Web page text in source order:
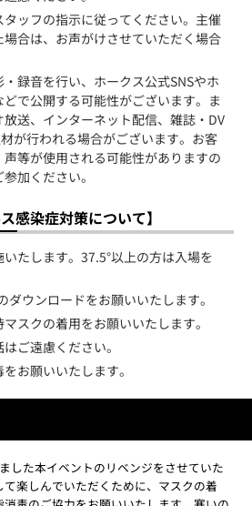
ッフの指示に従ってください。主催
合は、お声がけさせていただく場合
録音を行い、ホークス公式SNSやホ
で公開する可能性がございます。ま
送、インターネット配信、雑誌・DV
が行われる場合がございます。お客
等が使用される可能性がありますの
加ください。
感染症対策について】
たします。37.5°以上の方は入場を
ダウンロードをお願いいたします。
スクの着用をお願いいたします。
ご遠慮ください。
お願いいたします。
した本イベントのリベンジをさせていた
楽しんでいただくために、マスクの着